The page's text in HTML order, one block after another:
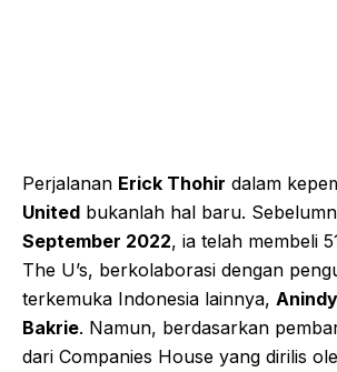
Perjalanan Erick Thohir dalam
United bukanlah hal baru.
September 2022, ia telah membeli
The U’s, berkolaborasi dengan
terkemuka Indonesia lainnya,
Bakrie. Namun, berdasarkan
dari Companies House yang dirilis